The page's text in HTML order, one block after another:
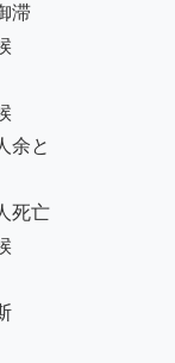
滞
余と
死亡